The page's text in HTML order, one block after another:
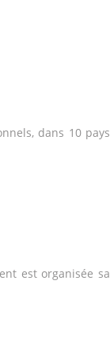
dans 10 pays
est organisée sa